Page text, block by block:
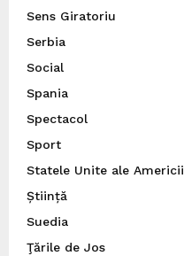
Sens Giratoriu
Serbia
Social
Spania
Spectacol
Sport
Statele Unite ale Americii
Știință
Suedia
Ţările de Jos